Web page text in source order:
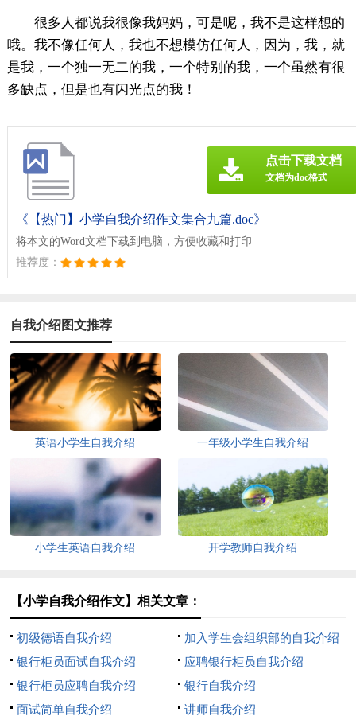
很多人都说我很像我妈妈，可是呢，我不是这样想的
哦。我不像任何人，我也不想模仿任何人，因为，我，就
是我，一个独一无二的我，一个特别的我，一个虽然有很
多缺点，但是也有闪光点的我！
《【热门】小学自我介绍作文集合九篇.doc》
将本文的Word文档下载到电脑，方便收藏和打印
推荐度：
点击下载文档
文档为doc格式
自我介绍图文推荐
英语小学生自我介绍 一年级小学生自我介绍
小学生英语自我介绍 开学教师自我介绍
【小学自我介绍作文】相关文章：
初级德语自我介绍
加入学生会组织部的自我介绍
银行柜员面试自我介绍
应聘银行柜员自我介绍
银行柜员应聘自我介绍
银行自我介绍
面试简单自我介绍
讲师自我介绍